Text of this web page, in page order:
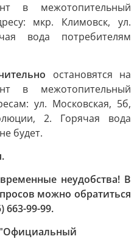
в межотопительный
мкр. Климовск, ул.
вода потребителям
остановятся на
в межотопительный
ул. Московская, 5б,
2. Горячая вода
будет.
неудобства! В
можно обратиться
663-99-99.
"Официальный